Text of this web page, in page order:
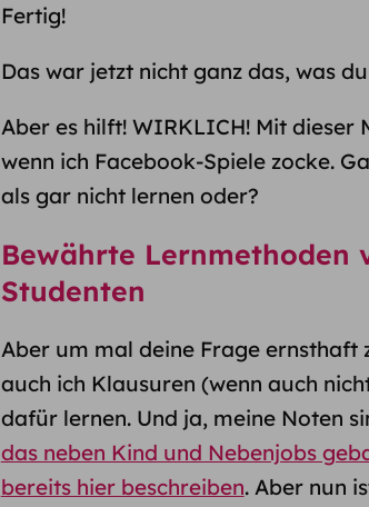
Fertig!
Das war jetzt nicht ganz das, was
Aber es hilft! WIRKLICH! Mit
wenn ich Facebook-Spiele zocke.
als gar nicht lernen oder?
Bewährte Lernmethoden
Studenten
Aber um mal deine Frage
auch ich Klausuren (wenn auch
dafür lernen. Und ja, meine Noten
das neben Kind und Nebenjobs
bereits hier beschreiben. Aber nun